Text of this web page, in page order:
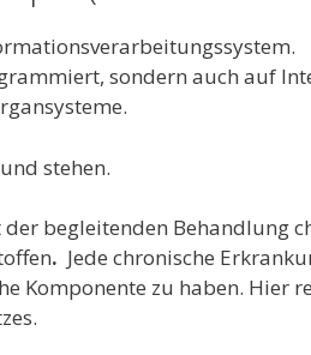
sondern auch auf
stehen.
begleitenden Behandlung
. Jede chronische
Komponente zu haben. Hier